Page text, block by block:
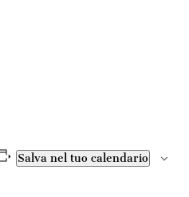
Salva nel tuo calendario